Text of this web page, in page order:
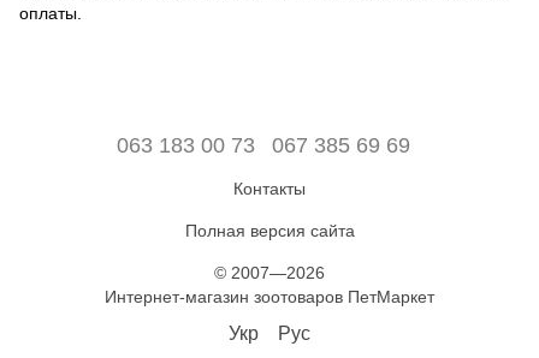
оплаты.
063 183 00 73 067 385 69 69
Контакты
Полная версия сайта
© 2007—2026
Интернет-магазин зоотоваров ПетМаркет
Укр Рус